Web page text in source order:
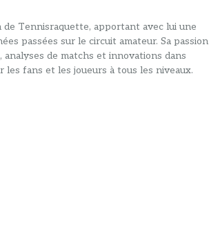
Tennisraquette, apportant avec lui une
passées sur le circuit amateur. Sa passion
de matchs et innovations dans
fans et les joueurs à tous les niveaux.